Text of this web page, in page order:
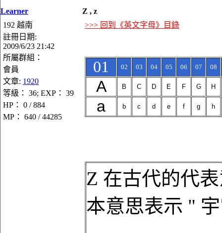
Learner
Z , z
192 越南
註冊日期:
2009/6/23 21:42
所屬群組：
會員
文章: 1920
等級： 36; EXP： 39
HP： 0 / 884
MP： 640 / 44285
>>> 回到《英文字母》目錄
01 02 03 04 05 06 07 08
A B C D E F G H
a b c d e f g h
Z 在古代的代
本意思表示 "